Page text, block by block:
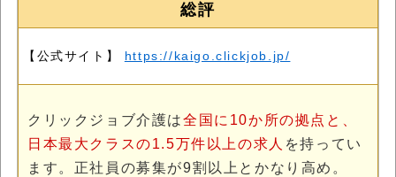
総評
【公式サイト】 https://kaigo.clickjob.jp/
クリックジョブ介護は全国に10か所の拠点と、
日本最大クラスの1.5万件以上の求人 を持ってい
ます。正社員の募集が9割以上とかなり高め。